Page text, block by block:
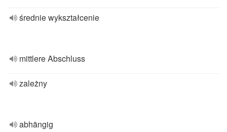
średnie wykształcenie
mittlere Abschluss
zależny
abhängig